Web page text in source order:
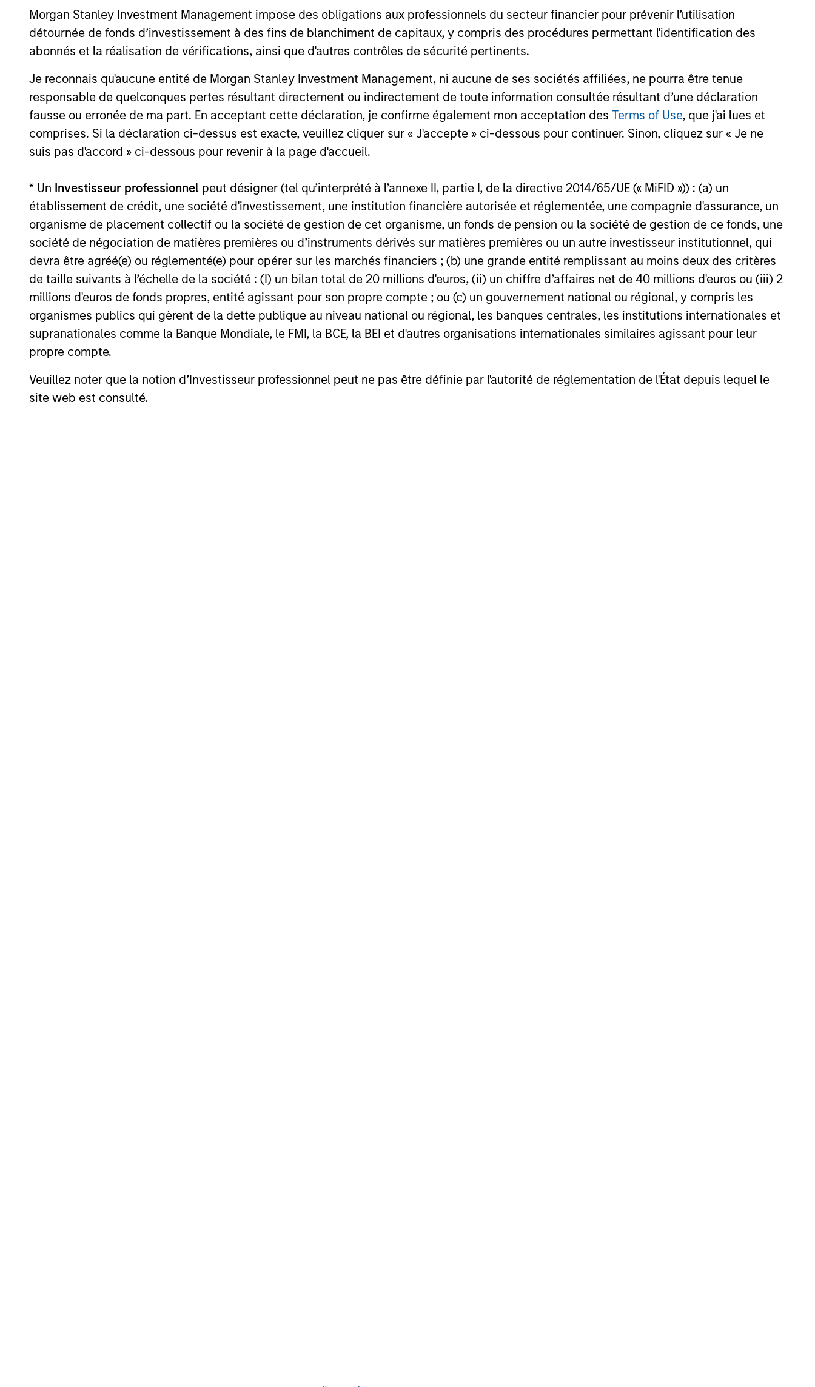
Morgan Stanley Investment Management impose des obligations aux professionnels du secteur financier pour prévenir l’utilisation
détournée de fonds d’investissement à des fins de blanchiment de capitaux, y compris des procédures permettant l'identification des
abonnés et la réalisation de vérifications, ainsi que d'autres contrôles de sécurité pertinents.
Je reconnais qu'aucune entité de Morgan Stanley Investment Management, ni aucune de ses sociétés affiliées, ne pourra être tenue
responsable de quelconques pertes résultant directement ou indirectement de toute information consultée résultant d’une déclaration
fausse ou erronée de ma part. En acceptant cette déclaration, je confirme également mon acceptation des Terms of Use, que j'ai lues et
comprises. Si la déclaration ci-dessus est exacte, veuillez cliquer sur « J'accepte » ci-dessous pour continuer. Sinon, cliquez sur « Je ne
suis pas d'accord » ci-dessous pour revenir à la page d'accueil.
* Un Investisseur professionnel peut désigner (tel qu’interprété à l’annexe II, partie I, de la directive 2014/65/UE (« MiFID »)) : (a) un
établissement de crédit, une société d'investissement, une institution financière autorisée et réglementée, une compagnie d'assurance, un
organisme de placement collectif ou la société de gestion de cet organisme, un fonds de pension ou la société de gestion de ce fonds, une
société de négociation de matières premières ou d’instruments dérivés sur matières premières ou un autre investisseur institutionnel, qui
devra être agréé(e) ou réglementé(e) pour opérer sur les marchés financiers ; (b) une grande entité remplissant au moins deux des critères
de taille suivants à l’échelle de la société : (I) un bilan total de 20 millions d'euros, (ii) un chiffre d’affaires net de 40 millions d'euros ou (iii) 2
millions d'euros de fonds propres, entité agissant pour son propre compte ; ou (c) un gouvernement national ou régional, y compris les
organismes publics qui gèrent de la dette publique au niveau national ou régional, les banques centrales, les institutions internationales et
supranationales comme la Banque Mondiale, le FMI, la BCE, la BEI et d'autres organisations internationales similaires agissant pour leur
propre compte.
Veuillez noter que la notion d’Investisseur professionnel peut ne pas être définie par l'autorité de réglementation de l'État depuis lequel le
site web est consulté.
V.L. et Performance
Les performances passées ne sont pas un indicateur fiable des résultats futurs. Les rendements
peuvent augmenter ou diminuer en raison des fluctuations de change. Tous les calculs des données de
performance sont basés sur une comparaison de la VL, sont exprimés nets de frais et ne prennent pas
données relatives aux performances et aux indices est Morgan Stanley Investment Management. Merci
cliquer icipour obtenir des informations complémentaires sur les performances et autres éléments
importants, qui doivent être lus attentivement.
Lesfrais courantsreflètent les payements et frais
engagés lors du fonctionnement du fonds et sont
déduits des actifs du fonds pour la période. Ils
incluent les commissions et frais de gestion, dépôt
et d’administration.
Performances calendaires